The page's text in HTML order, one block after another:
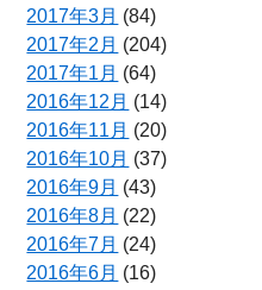
2017年3月 (84)
2017年2月 (204)
2017年1月 (64)
2016年12月 (14)
2016年11月 (20)
2016年10月 (37)
2016年9月 (43)
2016年8月 (22)
2016年7月 (24)
2016年6月 (16)